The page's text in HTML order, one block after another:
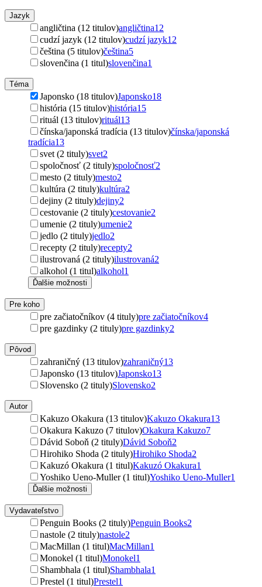
Jazyk
angličtina (12 titulov)angličtina12
cudzí jazyk (12 titulov)cudzí jazyk12
čeština (5 titulov)čeština5
slovenčina (1 titul)slovenčina1
Téma
Japonsko (18 titulov)Japonsko18
história (15 titulov)história15
rituál (13 titulov)rituál13
čínska/japonská tradícia (13 titulov)čínska/japonská
tradícia13
svet (2 tituly)svet2
spoločnosť (2 tituly)spoločnosť2
mesto (2 tituly)mesto2
kultúra (2 tituly)kultúra2
dejiny (2 tituly)dejiny2
cestovanie (2 tituly)cestovanie2
umenie (2 tituly)umenie2
jedlo (2 tituly)jedlo2
recepty (2 tituly)recepty2
ilustrovaná (2 tituly)ilustrovaná2
alkohol (1 titul)alkohol1
Ďalšie možnosti
Pre koho
pre začiatočníkov (4 tituly)pre začiatočníkov4
pre gazdinky (2 tituly)pre gazdinky2
Pôvod
zahraničný (13 titulov)zahraničný13
Japonsko (13 titulov)Japonsko13
Slovensko (2 tituly)Slovensko2
Autor
Kakuzo Okakura (13 titulov)Kakuzo Okakura13
Okakura Kakuzo (7 titulov)Okakura Kakuzo7
Dávid Soboň (2 tituly)Dávid Soboň2
Hirohiko Shoda (2 tituly)Hirohiko Shoda2
Kakuzó Okakura (1 titul)Kakuzó Okakura1
Yoshiko Ueno-Muller (1 titul)Yoshiko Ueno-Muller1
Ďalšie možnosti
Vydavateľstvo
Penguin Books (2 tituly)Penguin Books2
nastole (2 tituly)nastole2
MacMillan (1 titul)MacMillan1
Monokel (1 titul)Monokel1
Shambhala (1 titul)Shambhala1
Prestel (1 titul)Prestel1